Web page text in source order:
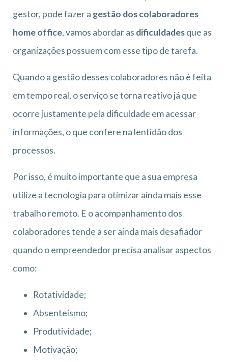
gestor, pode fazer a gestão dos colaboradores
home office, vamos abordar as dificuldadesque as
organizações possuem com esse tipo de tarefa.
Quando a gestão desses colaboradores não é feita
em tempo real, o serviço se torna reativo já que
ocorre justamente pela dificuldade em acessar
informações, o que confere na lentidão dos
processos.
Por isso, é muito importante que a sua empresa
utilize a tecnologia para otimizar ainda mais esse
trabalho remoto. E o acompanhamento dos
colaboradores tende a ser ainda mais desafiador
quando o empreendedor precisa analisar aspectos
como:
Rotatividade;
Absenteísmo;
Produtividade;
Motivação;